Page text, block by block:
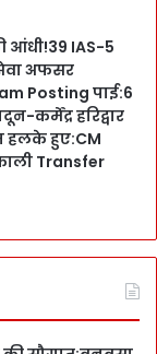
आंधी!39 IAS-5
अफसर
Posting पाई:6
कर्मेंद्र हरिद्वार
हलके हुए:CM
Transfer